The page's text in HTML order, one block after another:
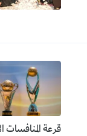
قرعة المنافسات